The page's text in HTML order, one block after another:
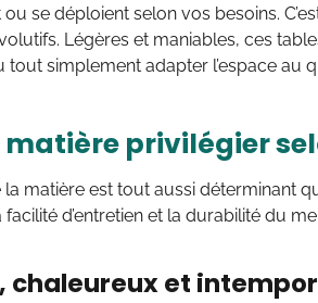
ou se déploient selon vos besoins.
Légères et maniables, ces
tout simplement adapter l’espace au
matière privilégier
la matière est tout aussi déterminant
d’entretien et la durabilité du
chaleureux et